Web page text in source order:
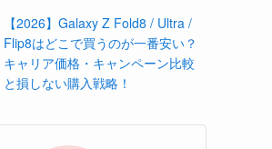
【2026】Galaxy Z Fold8 / Ultra /
Flip8はどこで買うのが一番安い？
キャリア価格・キャンペーン比較
と損しない購入戦略！